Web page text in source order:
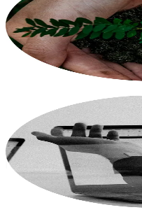
당사는 윤리적이고 지속
든 경영 활동에서 사회적
다.
Global Networks
기술 설계와 제조 혁신에
미엄 이너웨어 및 퍼포먼스
다.